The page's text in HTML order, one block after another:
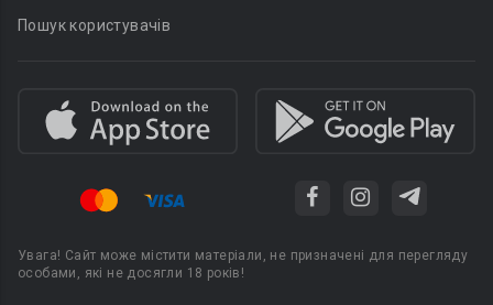
Пошук користувачів
Увага! Сайт може містити матеріали, не призначені для перегляду
особами, які не досягли 18 років!